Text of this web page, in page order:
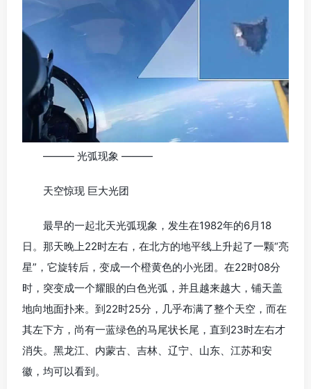
——— 光弧现象 ———
天空惊现 巨大光团
最早的一起北天光弧现象，发生在1982年的6月18
日。那天晚上22时左右，在北方的地平线上升起了一颗“亮
星”，它旋转后，变成一个橙黄色的小光团。在22时08分
时，突变成一个耀眼的白色光弧，并且越来越大，铺天盖
地向地面扑来。到22时25分，几乎布满了整个天空，而在
其左下方，尚有一蓝绿色的马尾状长尾，直到23时左右才
消失。黑龙江、内蒙古、吉林、辽宁、山东、江苏和安
徽，均可以看到。